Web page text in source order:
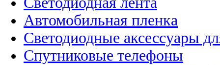
Автомобильная пленка
Светодиодные аксессуары
Спутниковые телефоны